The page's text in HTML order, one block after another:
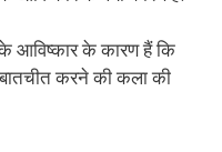
आविष्कार के कारण हैं कि
करने की कला की